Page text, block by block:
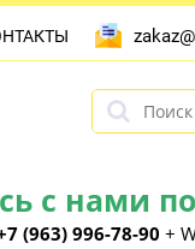
с нами
(963) 996-78-90 +